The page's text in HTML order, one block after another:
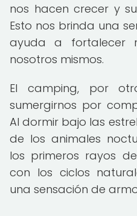
nos hacen crecer y
Esto nos brinda una
ayuda a fortalecer
nosotros mismos.
El camping, por
sumergirnos por
Al dormir bajo las
de los animales
los primeros rayos
con los ciclos
una sensación de